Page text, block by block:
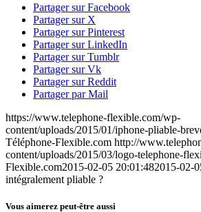
Partager sur Facebook
Partager sur X
Partager sur Pinterest
Partager sur LinkedIn
Partager sur Tumblr
Partager sur Vk
Partager sur Reddit
Partager par Mail
https://www.telephone-flexible.com/wp-
content/uploads/2015/01/iphone-pliable-
Téléphone-Flexible.com http://
content/uploads/2015/03/logo-telephone-
Flexible.com2015-02-05 20:01:482015-02-
intégralement pliable ?
Vous aimerez peut-être aussi